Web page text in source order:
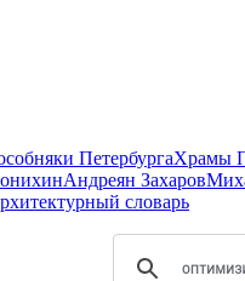
ПетербургаХрамы
Андреян Захаров
словарь